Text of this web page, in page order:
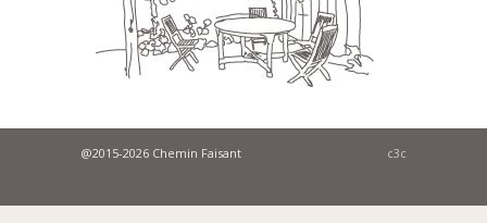
@2015-2026 Chemin Faisant c3c